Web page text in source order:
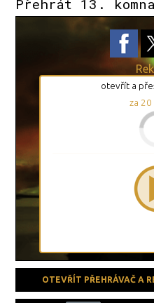
Přehrát 13.
otevřít a
za 19
OTEVŘÍT PŘEHRÁVAČ A